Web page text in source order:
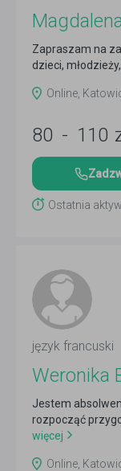
Zapraszam na
dzieci,
Online,
80 - 110
Ostatnia
język francuski
Weronika
Jestem
rozpocząć
więcej
Online,